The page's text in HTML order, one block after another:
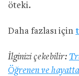
öteki.
Daha fazlası için
İlginizi çekebilir:
Öğrenen ve